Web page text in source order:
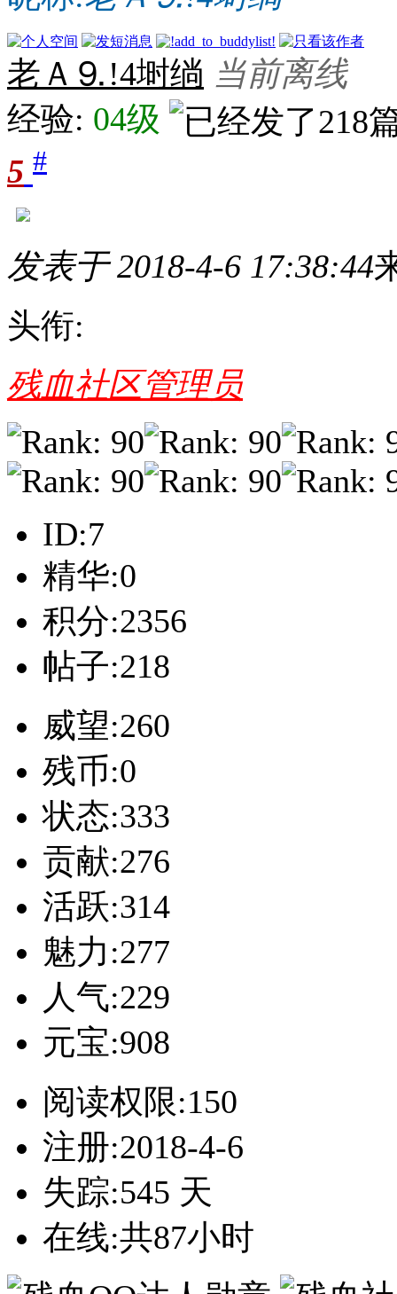
老Ａ⒐!4埘绱 当前离线
经验: 04级
5 #
发表于 2018-4-6 17:38:44
头衔:
残血社区管理员
ID:7
精华:0
积分:2356
帖子:218
威望:260
残币:0
状态:333
贡献:276
活跃:314
魅力:277
人气:229
元宝:908
阅读权限:150
注册:2018-4-6
失踪:545 天
在线:共87小时